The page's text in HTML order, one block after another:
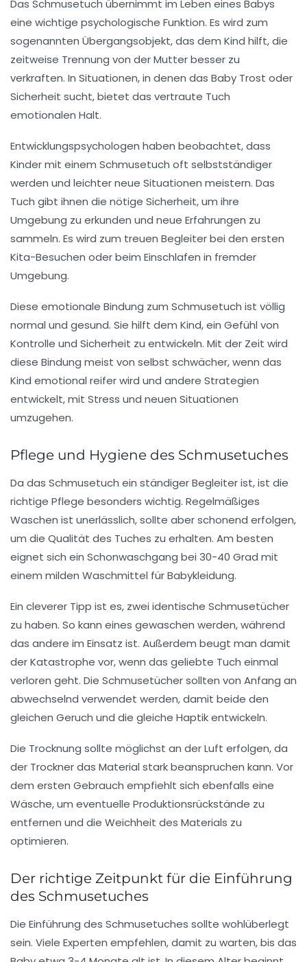
Das Schmusetuch übernimmt im Leben eines Babys
eine wichtige psychologische Funktion. Es wird zum
sogenannten Übergangsobjekt, das dem Kind hilft, die
zeitweise Trennung von der Mutter besser zu
verkraften. In Situationen, in denen das Baby Trost oder
Sicherheit sucht, bietet das vertraute Tuch
emotionalen Halt.
Entwicklungspsychologen haben beobachtet, dass
Kinder mit einem Schmusetuch oft selbstständiger
werden und leichter neue Situationen meistern. Das
Tuch gibt ihnen die nötige Sicherheit, um ihre
Umgebung zu erkunden und neue Erfahrungen zu
sammeln. Es wird zum treuen Begleiter bei den ersten
Kita-Besuchen oder beim Einschlafen in fremder
Umgebung.
Diese emotionale Bindung zum Schmusetuch ist völlig
normal und gesund. Sie hilft dem Kind, ein Gefühl von
Kontrolle und Sicherheit zu entwickeln. Mit der Zeit wird
diese Bindung meist von selbst schwächer, wenn das
Kind emotional reifer wird und andere Strategien
entwickelt, mit Stress und neuen Situationen
umzugehen.
Pflege und Hygiene des Schmusetuches
Da das Schmusetuch ein ständiger Begleiter ist, ist die
richtige Pflege besonders wichtig. Regelmäßiges
Waschen ist unerlässlich, sollte aber schonend erfolgen,
um die Qualität des Tuches zu erhalten. Am besten
eignet sich ein Schonwaschgang bei 30-40 Grad mit
einem milden Waschmittel für Babykleidung.
Ein cleverer Tipp ist es, zwei identische Schmusetücher
zu haben. So kann eines gewaschen werden, während
das andere im Einsatz ist. Außerdem beugt man damit
der Katastrophe vor, wenn das geliebte Tuch einmal
verloren geht. Die Schmusetücher sollten von Anfang an
abwechselnd verwendet werden, damit beide den
gleichen Geruch und die gleiche Haptik entwickeln.
Die Trocknung sollte möglichst an der Luft erfolgen, da
der Trockner das Material stark beanspruchen kann. Vor
dem ersten Gebrauch empfiehlt sich ebenfalls eine
Wäsche, um eventuelle Produktionsrückstände zu
entfernen und die Weichheit des Materials zu
optimieren.
Der richtige Zeitpunkt für die Einführung
des Schmusetuches
Die Einführung des Schmusetuches sollte wohlüberlegt
sein. Viele Experten empfehlen, damit zu warten, bis das